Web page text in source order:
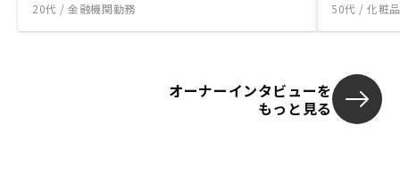
20代 / 金融機関勤務 50代 / 化粧
オーナーインタビューを
もっと見る